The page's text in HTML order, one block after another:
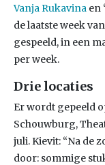
Vanja Rukavina en
de laatste week
gespeeld, in een
per week.
Drie locaties
Er wordt gepeeld
Schouwburg,
juli. Kievit: “Na de
door: sommige